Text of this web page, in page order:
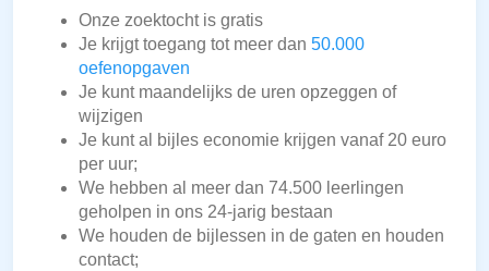
Onze zoektocht is gratis
Je krijgt toegang tot meer dan 50.000
oefenopgaven
Je kunt maandelijks de uren opzeggen of
wijzigen
Je kunt al bijles economie krijgen vanaf 20 euro
per uur;
We hebben al meer dan 74.500 leerlingen
geholpen in ons 24-jarig bestaan
We houden de bijlessen in de gaten en houden
contact;